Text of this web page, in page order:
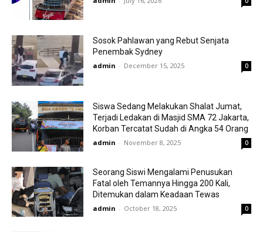
Sosok Pahlawan yang Rebut Senjata
Penembak Sydney
admin - December 15, 2025 0
Siswa Sedang Melakukan Shalat Jumat,
Terjadi Ledakan di Masjid SMA 72 Jakarta,
Korban Tercatat Sudah di Angka 54 Orang
admin - November 8, 2025 0
Seorang Siswi Mengalami Penusukan
Fatal oleh Temannya Hingga 200 Kali,
Ditemukan dalam Keadaan Tewas
admin - October 18, 2025 0